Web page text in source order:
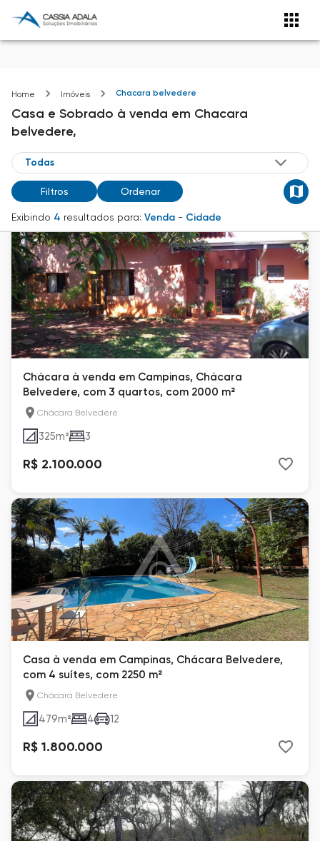
Home Imóveis Chacara belvedere
Casa e Sobrado à venda em Chacara
belvedere,
Filtros Ordenar
Exibindo 4 resultados para: Venda - Cidade
Chácara à venda em Campinas, Chácara
Belvedere, com 3 quartos, com 2000 m²
Chácara Belvedere
325m² 3
R$ 2.100.000
Casa à venda em Campinas, Chácara Belvedere,
com 4 suítes, com 2250 m²
Chácara Belvedere
479m² 4 12
R$ 1.800.000